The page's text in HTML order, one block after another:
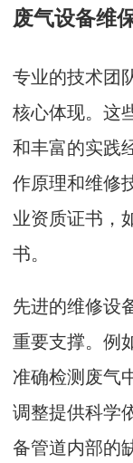
废气设备维
专业的技术团
核心体现。这
和丰富的实践
作原理和维修
业资质证书，
书。
先进的维修设
重要支撑。例
准确检测废气
调整提供科学
备管道内部的